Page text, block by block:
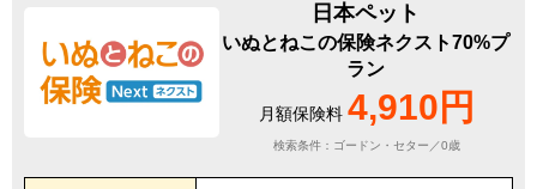
日本ペット
いぬとねこの保険ネクスト70%プ
ラン
月額保険料 4,910円
検索条件：ゴードン・セター／0歳